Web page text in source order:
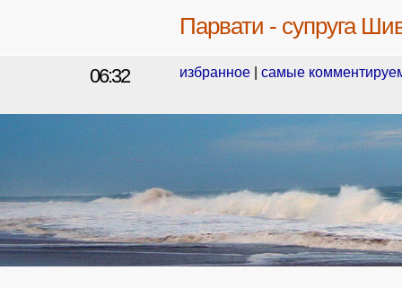
Парвати - супруга
06:32 избранное самые